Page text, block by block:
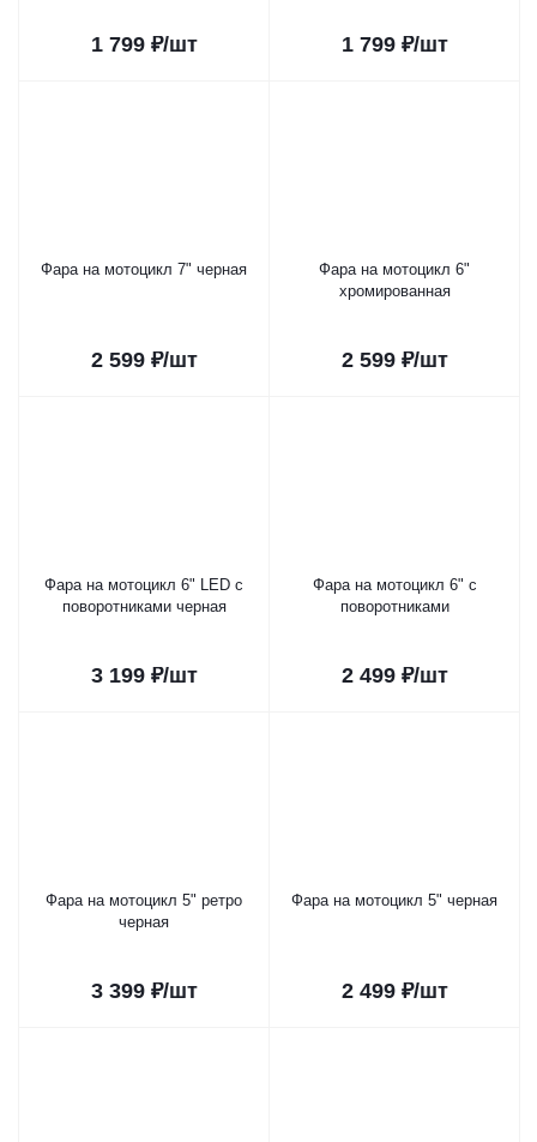
1 799₽/шт 1 799₽/шт
Фара на мотоцикл 7" черная
2 599₽/шт
Фара на мотоцикл 6"
хромированная
2 599₽/шт
Фара на мотоцикл 6" LED с
поворотниками черная
3 199₽/шт
Фара на мотоцикл 6" с
поворотниками
2 499₽/шт
Фара на мотоцикл 5" ретро
черная
3 399₽/шт
Фара на мотоцикл 5" черная
2 499₽/шт